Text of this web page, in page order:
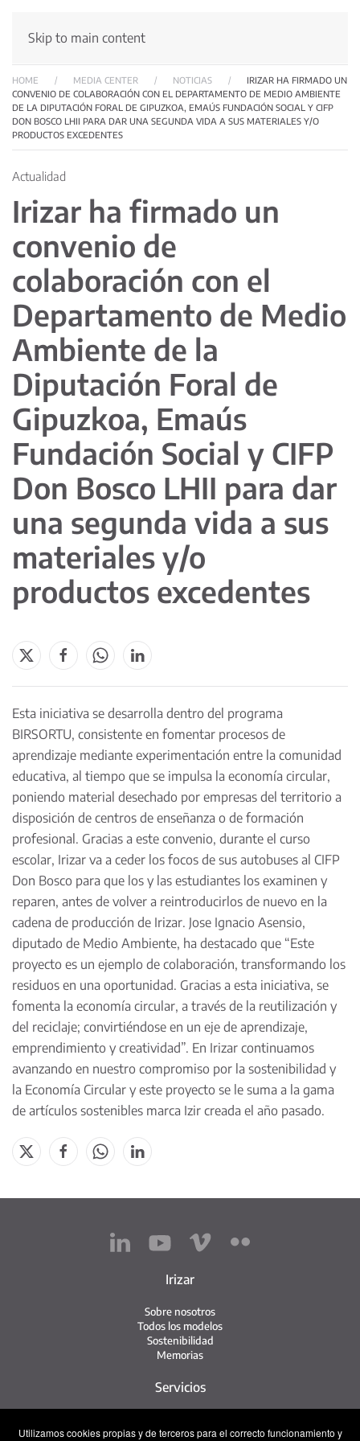
Utilizamos cookies propias y de terceros para el correcto funcionamiento y
Skip to main content
HOME MEDIA CENTER NOTICIAS
IRIZAR HA FIRMADO UN
CONVENIO DE COLABORACIÓN CON EL DEPARTAMENTO DE MEDIO AMBIENTE
DE LA DIPUTACIÓN FORAL DE GIPUZKOA, EMAÚS FUNDACIÓN SOCIAL Y CIFP
DON BOSCO LHII PARA DAR UNA SEGUNDA VIDA A SUS MATERIALES Y/O
PRODUCTOS EXCEDENTES
Actualidad
Irizar ha firmado un
convenio de
colaboración con el
Departamento de Medio
Ambiente de la
Diputación Foral de
Gipuzkoa, Emaús
Fundación Social y CIFP
Don Bosco LHII para dar
una segunda vida a sus
materiales y/o
productos excedentes
Esta iniciativa se desarrolla dentro del programa
BIRSORTU, consistente en fomentar procesos de
aprendizaje mediante experimentación entre la comunidad
educativa, al tiempo que se impulsa la economía circular,
poniendo material desechado por empresas del territorio a
disposición de centros de enseñanza o de formación
profesional. Gracias a este convenio, durante el curso
escolar, Irizar va a ceder los focos de sus autobuses al CIFP
Don Bosco para que los y las estudiantes los examinen y
reparen, antes de volver a reintroducirlos de nuevo en la
cadena de producción de Irizar. Jose Ignacio Asensio,
diputado de Medio Ambiente, ha destacado que “Este
proyecto es un ejemplo de colaboración, transformando los
residuos en una oportunidad. Gracias a esta iniciativa, se
fomenta la economía circular, a través de la reutilización y
del reciclaje; convirtiéndose en un eje de aprendizaje,
emprendimiento y creatividad”. En Irizar continuamos
avanzando en nuestro compromiso por la sostenibilidad y
la Economía Circular y este proyecto se le suma a la gama
de artículos sostenibles marca Izir creada el año pasado.
Irizar
Sobre nosotros
Todos los modelos
Sostenibilidad
Memorias
Servicios
Servicio Irizar